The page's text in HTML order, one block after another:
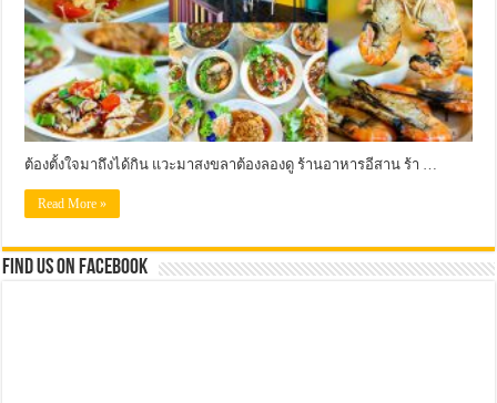
ต้องตั้งใจมาถึงได้กิน แวะมาสงขลาต้องลองดู ร้านอาหารอีสาน ร้า …
Read More »
Find us on Facebook